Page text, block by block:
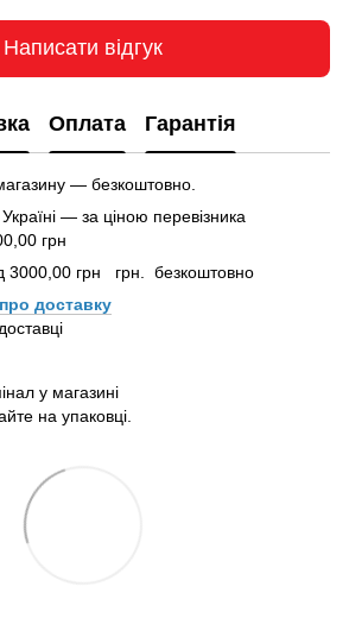
Написати відгук
Оплата Гарантія
— безкоштовно.
— за ціною перевізника
грн
3000,00 грн грн. безкоштовно
доставку
у магазині
на упаковці.